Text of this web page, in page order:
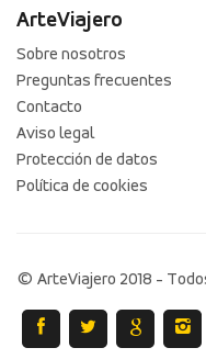
ArteViajero
Sobre nosotros
Preguntas frecuentes
Contacto
Aviso legal
Protección de datos
Política de cookies
© ArteViajero 2018 -